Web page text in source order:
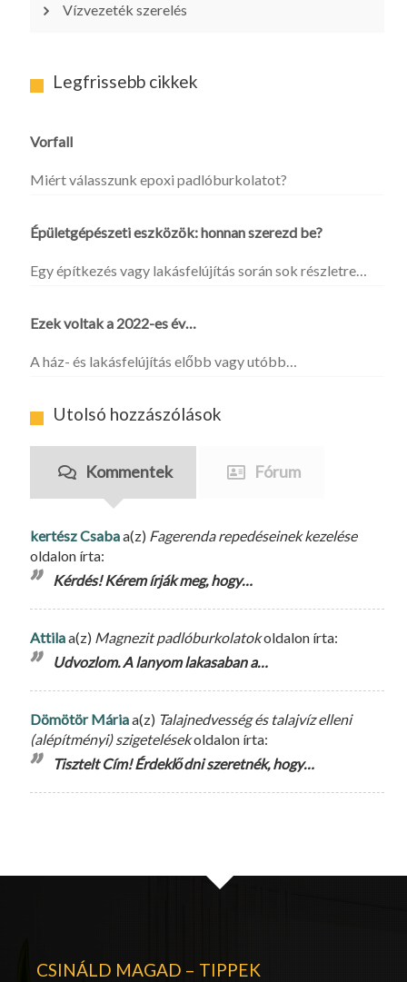
Vízvezeték szerelés
Legfrissebb cikkek
Vorfall
Miért válasszunk epoxi padlóburkolatot?
Épületgépészeti eszközök: honnan szerezd be?
Egy építkezés vagy lakásfelújítás során sok részletre…
Ezek voltak a 2022-es év…
A ház- és lakásfelújítás előbb vagy utóbb…
Utolsó hozzászólások
Kommentek Fórum
kertész Csabaa(z) Fagerenda repedéseinek kezelése
oldalon írta:
Kérdés! Kérem írják meg, hogy…
Attilaa(z) Magnezit padlóburkolatokoldalon írta:
Udvozlom. A lanyom lakasaban a…
Dömötör Máriaa(z) Talajnedvesség és talajvíz elleni
(alépítményi) szigetelésekoldalon írta:
Tisztelt Cím! Érdeklődni szeretnék, hogy…
CSINÁLD MAGAD – TIPPEK